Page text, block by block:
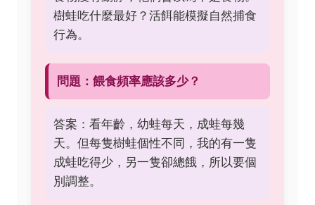
樹蛙吃什麼最好？活餌能模擬自然捕食
行為。
問題：餵食頻率應該多少？
答案：看年齡，幼蛙每天，成蛙每幾
天。但每隻樹蛙個性不同，我的有一隻
成蛙吃得少，另一隻卻總餓，所以要個
別調整。